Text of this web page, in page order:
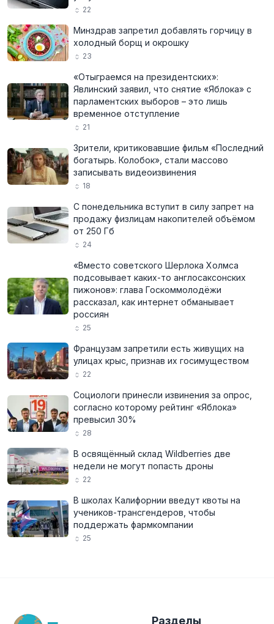
22
Минздрав запретил добавлять горчицу в
холодный борщ и окрошку
23
«Отыграемся на президентских»:
Явлинский заявил, что снятие «Яблока» с
парламентских выборов – это лишь
временное отступление
21
Зрители, критиковавшие фильм «Последний
богатырь. Колобок», стали массово
записывать видеоизвинения
18
С понедельника вступит в силу запрет на
продажу физлицам накопителей объёмом
от 250 Гб
24
«Вместо советского Шерлока Холмса
подсовывает каких-то англосаксонских
пижонов»: глава Госкоммолодёжи
рассказал, как интернет обманывает
россиян
25
Французам запретили есть живущих на
улицах крыс, признав их госимуществом
22
Социологи принесли извинения за опрос,
согласно которому рейтинг «Яблока»
превысил 30%
28
В освящённый склад Wildberries две
недели не могут попасть дроны
22
В школах Калифорнии введут квоты на
учеников-трансгендеров, чтобы
поддержать фармкомпании
25
Разделы